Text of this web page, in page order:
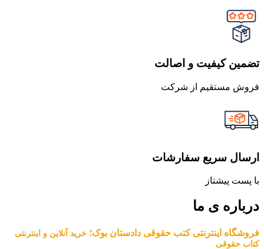
تضمین کیفیت و اصالت
فروش مستقیم از شرکت
ارسال سریع سفارشات
با پست پیشتاز
درباره ی ما
فروشگاه اینترنتی کتب حقوقی دادستان بوک؛ خرید آنلاین و اینترنتی
کتاب حقوقی